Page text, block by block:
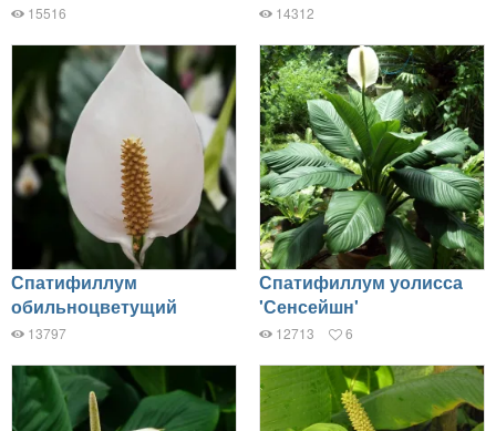
15516 14312
Спатифиллум
обильноцветущий
13797
Спатифиллум уолисса
'Сенсейшн'
12713 6